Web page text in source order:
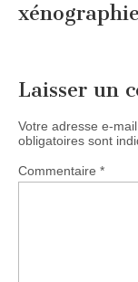
xénographie
Laisser un
Votre adresse e-
obligatoires sont
Commentaire *